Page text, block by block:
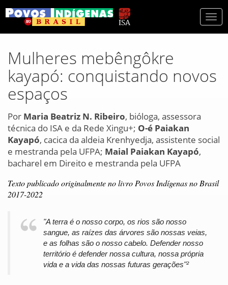
Mulheres mebêngôkre
kayapó: conquistando novos
espaços
Por Maria Beatriz N. Ribeiro, bióloga, assessora
técnica do ISA e da Rede Xingu+; O-é Paiakan
Kayapó, cacica da aldeia Krenhyedja, assistente social
e mestranda pela UFPA; Maial Paiakan Kayapó,
bacharel em Direito e mestranda pela UFPA
Texto publicado originalmente no livro Povos Indígenas no Brasil
2017-2022
"A terra é o nosso corpo, os rios são nosso
sangue, as raízes das árvores são nossas veias,
e as folhas são o nosso cabelo. Defender nosso
território é defender nossa cultura, nossa própria
vida e a vida das nossas futuras gerações"²